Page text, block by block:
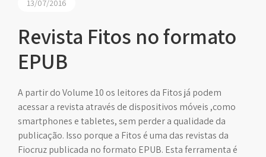
13/07/2016
Revista Fitos no formato
EPUB
A partir do Volume 10 os leitores da Fitos já podem
acessar a revista através de dispositivos móveis ,como
smartphones e tabletes, sem perder a qualidade da
publicação. Isso porque a Fitos é uma das revistas da
Fiocruz publicada no formato EPUB. Esta ferramenta é